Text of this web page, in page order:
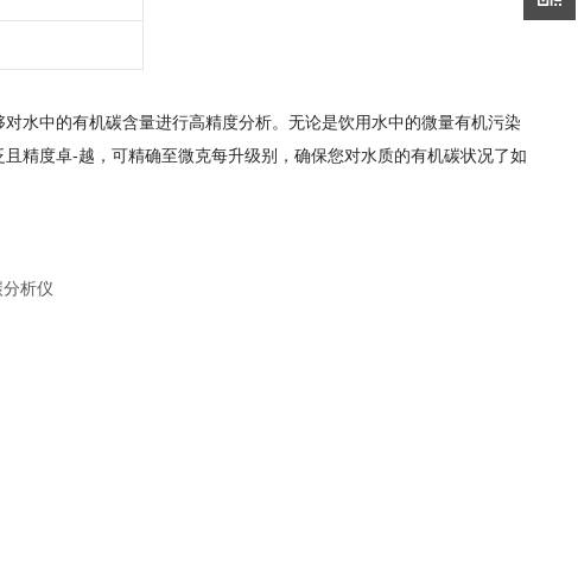
水中的有机碳含量进行高精度分析。无论是饮用水中的微量有机污染
精度卓-越，可精确至微克每升级别，确保您对水质的有机碳状况了如